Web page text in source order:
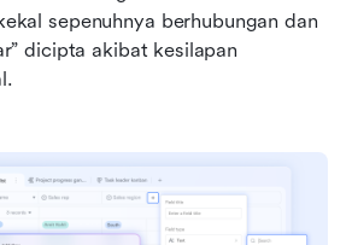
sepenuhnya berhubungan dan
dicipta akibat kesilapan